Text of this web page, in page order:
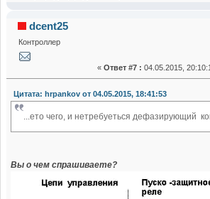
dcent25
Контроллер
« Ответ #7 : 04.05.2015,
Цитата: hrpankov от 04.05.2015, 18:41:53
...ето чего, и нетребуеться дефазирующий
Вы о чем спрашиваете?